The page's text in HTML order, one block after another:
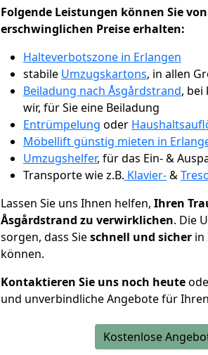
Folgende Leistungen können Sie
erschwinglichen Preise erhalten:
Halteverbotszone in Erlangen
stabile Umzugskartons, in allen
Beiladung nach Åsgårdstrand, bei
wir, für Sie eine Beiladung
Entrümpelung oder
Möbellift günstig mieten in
Umzugshelfer, für das Ein- &
Transporte wie z.B. Klavier-&
Lassen Sie uns Ihnen helfen, Ihren
Åsgårdstrand zu verwirklichen. Die
sorgen, dass Sieschnell und sicher in
können.
Kontaktieren Sie uns noch heute
und unverbindliche Angebote für
Kostenlose